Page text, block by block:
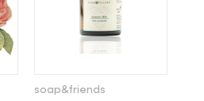
soap&friends